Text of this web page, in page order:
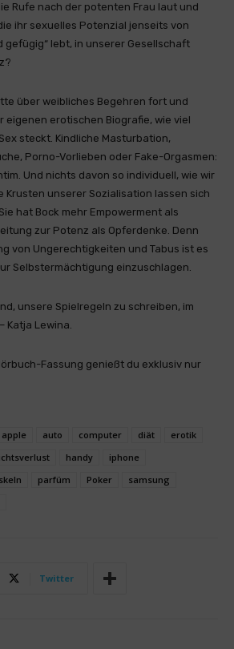
Rufe nach der potenten Frau laut und
ihr sexuelles Potenzial jenseits von
gefügig“ lebt, in unserer Gesellschaft
über weibliches Begehren fort und
erotischen Biografie, wie viel
steckt. Kindliche Masturbation,
Porno-Vorlieben oder Fake-Orgasmen:
Und nichts davon so individuell, wie wir
Krusten unserer Sozialisation lassen sich
hat Bock mehr Empowerment als
zur Potenz als Opferdenke. Denn
von Ungerechtigkeiten und Tabus ist es
Selbstermächtigung einzuschlagen.
unsere Spielregeln zu schreiben, im
Katja Lewina.
Fassung genießt du exklusiv nur
apple auto computer diät
erotik
handy
iphone
parfüm Poker
samsung
Twitter